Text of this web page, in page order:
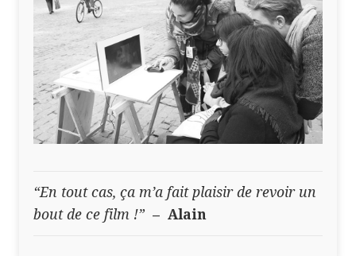
“En tout cas, ça m’a fait plaisir de revoir un
bout de ce film !” – Alain